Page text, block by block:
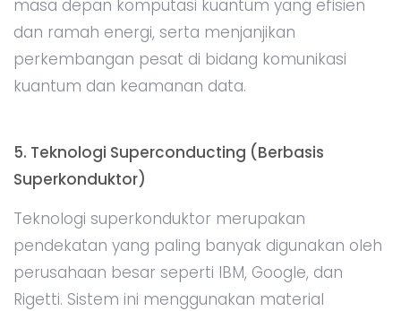
masa depan komputasi kuantum yang efisien
dan ramah energi, serta menjanjikan
perkembangan pesat di bidang komunikasi
kuantum dan keamanan data.
5. Teknologi Superconducting (Berbasis
Superkonduktor)
Teknologi superkonduktor merupakan
pendekatan yang paling banyak digunakan oleh
perusahaan besar seperti IBM, Google, dan
Rigetti. Sistem ini menggunakan material